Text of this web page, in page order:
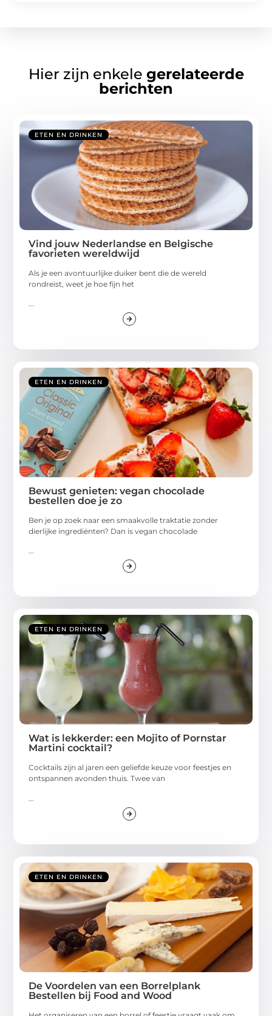
Hier zijn enkele gerelateerde
berichten
ETEN EN DRINKEN
Vind jouw Nederlandse en Belgische
favorieten wereldwijd
Als je een avontuurlijke duiker bent die de wereld
rondreist, weet je hoe fijn het
...
ETEN EN DRINKEN
Bewust genieten: vegan chocolade
bestellen doe je zo
Ben je op zoek naar een smaakvolle traktatie zonder
dierlijke ingrediënten? Dan is vegan chocolade
...
ETEN EN DRINKEN
Wat is lekkerder: een Mojito of Pornstar
Martini cocktail?
Cocktails zijn al jaren een geliefde keuze voor feestjes en
ontspannen avonden thuis. Twee van
ETEN EN DRINKEN
De Voordelen van een Borrelplank
Bestellen bij Food and Wood